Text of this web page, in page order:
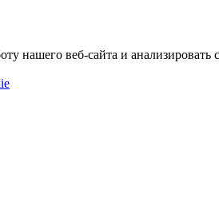
нашего веб-сайта и анализировать